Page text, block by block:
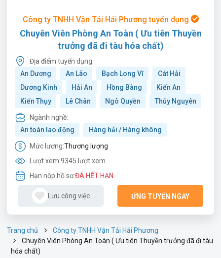
Công ty TNHH Vận Tải Hải Phương tuyển dụng
Chuyên Viên Phòng An Toàn ( Ưu tiên Thuyền
trưởng đã đi tàu hóa chất)
Địa điểm tuyển dụng:
An Dương
An Lão Bạch Long Vĩ
Cát Hải
Dương Kinh
Hải An Hồng Bàng
Kiến An
Kiến Thụy
Lê Chân Ngô Quyền Thủy Nguyên
Ngành nghề:
An toàn lao động
Hàng hải / Hàng không
Mức lương:Thương lượng
Lượt xem:9345 lượt xem
Hạn nộp hồ sơ:ĐÃ HẾT HẠN
Lưu công việc ỨNG TUYỂN NGAY
Trang chủ
Công ty TNHH Vận Tải Hải Phương
Chuyên Viên Phòng An Toàn ( Ưu tiên Thuyền trưởng đã đi tàu
hóa chất)